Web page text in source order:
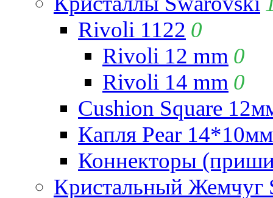
Rivoli 1122 0
Rivoli 12 mm 0
Rivoli 14 mm 0
Cushion Square
Капля Pear
Коннекторы
Кристальный Жемчуг